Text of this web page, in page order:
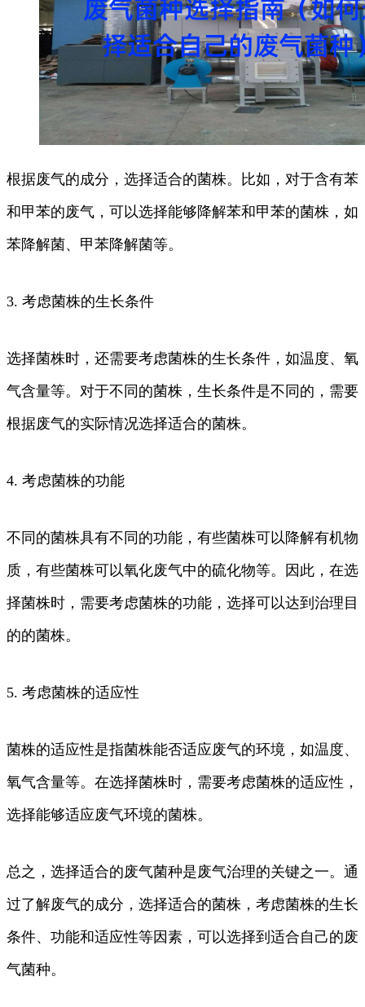
根据废气的成分，选择适合的菌株。比如，对于含有苯
和甲苯的废气，可以选择能够降解苯和甲苯的菌株，如
苯降解菌、甲苯降解菌等。
3. 考虑菌株的生长条件
选择菌株时，还需要考虑菌株的生长条件，如温度、氧
气含量等。对于不同的菌株，生长条件是不同的，需要
根据废气的实际情况选择适合的菌株。
4. 考虑菌株的功能
不同的菌株具有不同的功能，有些菌株可以降解有机物
质，有些菌株可以氧化废气中的硫化物等。因此，在选
择菌株时，需要考虑菌株的功能，选择可以达到治理目
的的菌株。
5. 考虑菌株的适应性
菌株的适应性是指菌株能否适应废气的环境，如温度、
氧气含量等。在选择菌株时，需要考虑菌株的适应性，
选择能够适应废气环境的菌株。
总之，选择适合的废气菌种是废气治理的关键之一。通
过了解废气的成分，选择适合的菌株，考虑菌株的生长
条件、功能和适应性等因素，可以选择到适合自己的废
气菌种。